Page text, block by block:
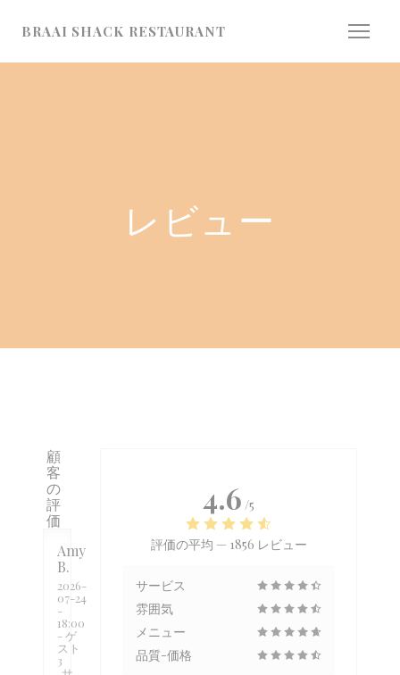
BRAAI SHACK RESTAURANT
レビュー
顧
客
の
評
価
Amy
B
2026-
07-24
-
18:00
- ゲ
スト
3
4.6 /5
評価の平均 — 1856 レビュー
サービス
雰囲気
メニュー
品質-価格